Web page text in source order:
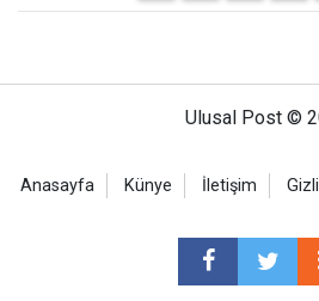
Ulusal Post ©
Anasayfa Künye İletişim